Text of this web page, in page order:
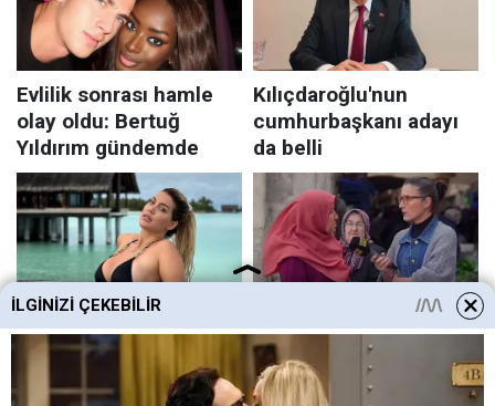
İLGINIZI ÇEKEBILIR